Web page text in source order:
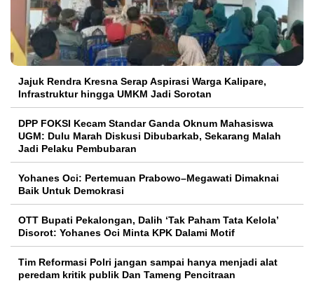
Jajuk Rendra Kresna Serap Aspirasi Warga Kalipare,
Infrastruktur hingga UMKM Jadi Sorotan
DPP FOKSI Kecam Standar Ganda Oknum Mahasiswa
UGM: Dulu Marah Diskusi Dibubarkab, Sekarang Malah
Jadi Pelaku Pembubaran
Yohanes Oci: Pertemuan Prabowo–Megawati Dimaknai
Baik Untuk Demokrasi
OTT Bupati Pekalongan, Dalih ‘Tak Paham Tata Kelola’
Disorot: Yohanes Oci Minta KPK Dalami Motif
Tim Reformasi Polri jangan sampai hanya menjadi alat
peredam kritik publik Dan Tameng Pencitraan